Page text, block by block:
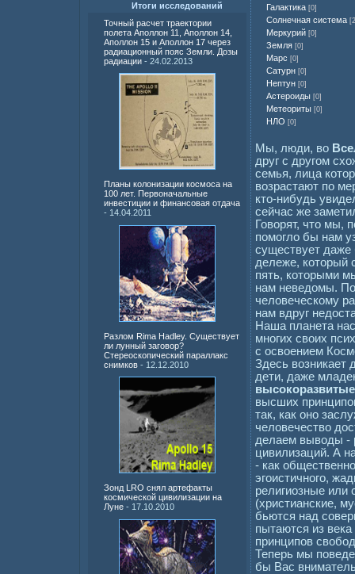
Итоги исследований
Точный расчет траектории
полета Аполлон 11, Аполлон 14,
Аполлон 15 и Аполлон 17 через
радиационный пояс Земли. Дозы
радиации - 24.02.2013
Планы колонизации космоса на
100 лет. Первоначальные
инвестиции и финансовая отдача
- 14.04.2011
Разлом Rima Hadley. Существует
ли лунный заговор?
Стереоскопический параллакс
снимков - 12.12.2010
Зонд LRO снял артефакты
космической цивилизации на
Луне - 17.10.2010
Галактика [0]
Солнечная система
Меркурий [0]
Земля [0]
Марс [0]
Сатурн [0]
Нептун [0]
Астероиды [0]
Метеориты [0]
НЛО [0]
Мы, люди, во
друг с другом
семья, лица
возрастают по
кто-нибудь
сейчас же
Говорят, что мы,
помогло бы нам
существует даже
дележе, который
пять, которыми
нам неведомы.
человеческому
нам вдруг
Наша планета
многих своих
с освоением
Здесь возникает
дети, даже
высших
так, как оно
человечество
делаем выводы -
цивилизаций. А
- как
эгоистичного,
религиозные или
(христианские,
бьются над
пытаются из
принципов
Теперь мы
бы Вас